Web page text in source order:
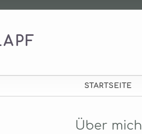
STARTSEITE
Über mich